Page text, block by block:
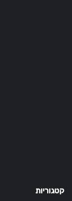
קטגוריות